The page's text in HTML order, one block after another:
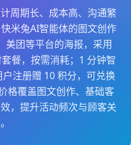
周期长、成本高、沟通繁
米兔AI智能体的图文创作
美团等平台的海报，采用
餐，按需消耗；1 分钟智
注册赠 10 积分，可兑换
格覆盖图文创作、基础客
，提升活动频次与顾客关